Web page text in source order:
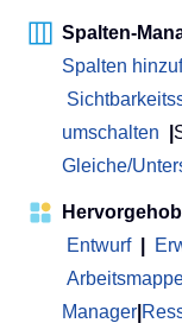
Spalten-
Spalten
umschalten
Gleiche/
Entwurf
Manager